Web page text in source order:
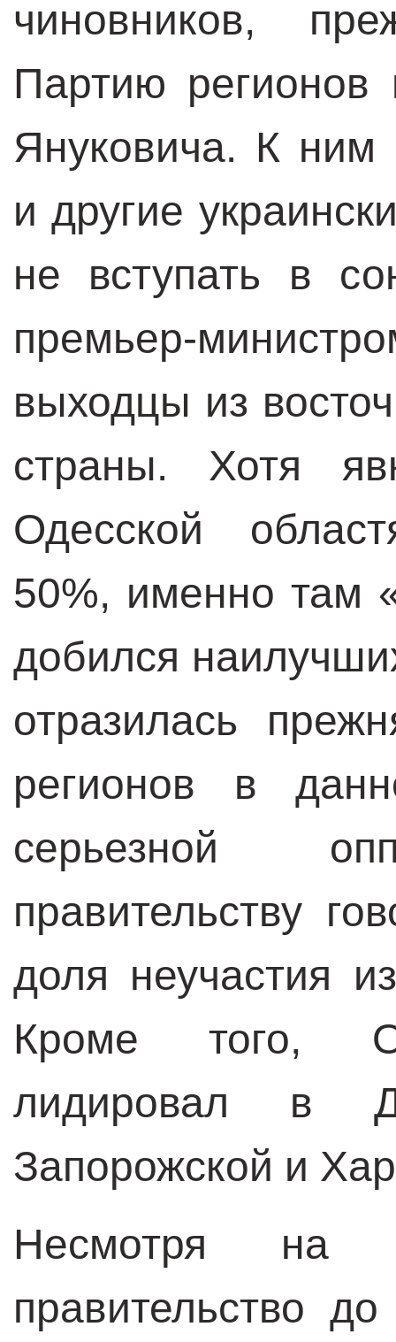
чиновников,
Партию регионов
Януковича. К ним
и другие
не вступать в
премьер-
выходцы из
страны. Хотя
Одесской
50%, именно там
добился
отразилась
регионов в
серьезной
правительству
доля неучастия
Кроме того,
лидировал в
Запорожской и
Несмотря на
правительство